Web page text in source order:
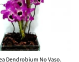
Dendrobium No Vaso.